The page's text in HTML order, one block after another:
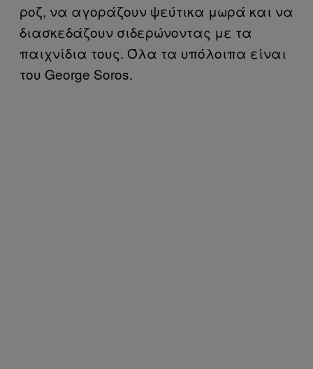
ροζ, να αγοράζουν ψεύτικα μωρά και να
διασκεδάζουν σιδερώνοντας με τα
παιχνίδια τους. Όλα τα υπόλοιπα είναι
του George Soros.